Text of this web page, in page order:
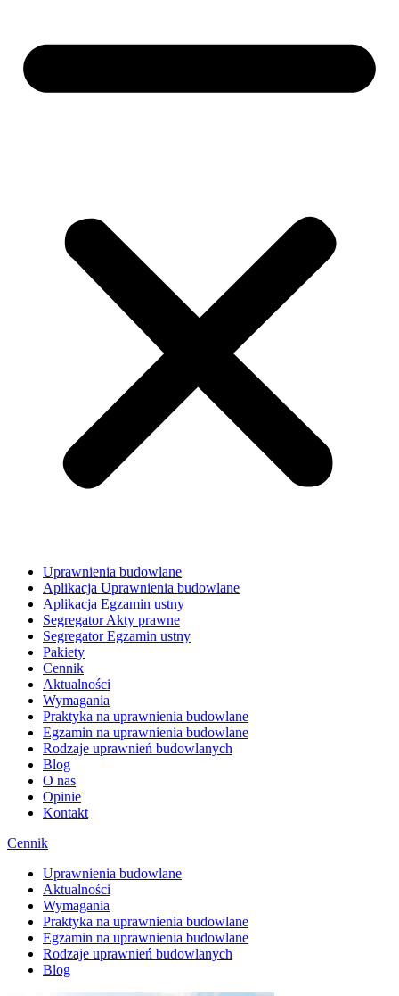
Uprawnienia budowlane
Aplikacja Uprawnienia budowlane
Aplikacja Egzamin ustny
Segregator Akty prawne
Segregator Egzamin ustny
Pakiety
Cennik
Aktualności
Wymagania
Praktyka na uprawnienia budowlane
Egzamin na uprawnienia budowlane
Rodzaje uprawnień budowlanych
Blog
O nas
Opinie
Kontakt
Cennik
Uprawnienia budowlane
Aktualności
Wymagania
Praktyka na uprawnienia budowlane
Egzamin na uprawnienia budowlane
Rodzaje uprawnień budowlanych
Blog